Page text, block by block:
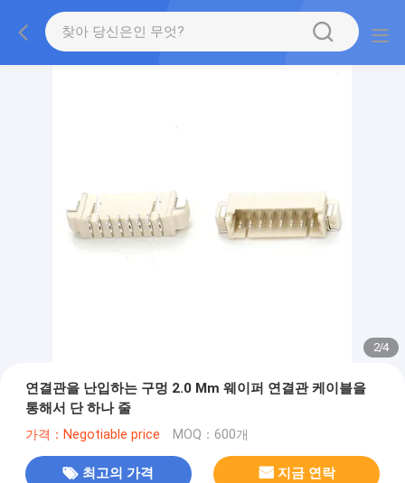
2/4
연결관을 난입하는 구멍 2.0 Mm 웨이퍼 연결관 케이블을
통해서 단 하나 줄
가격：Negotiable price MOQ：600개
최고의 가격 지금 연락